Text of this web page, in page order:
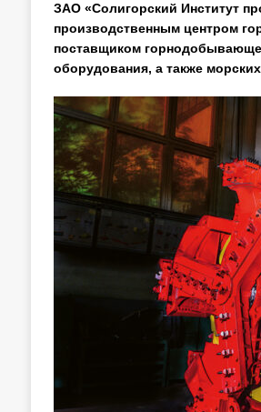
ЗАО «Солигорский Институт
производственным центром
поставщиком
оборудования, а также